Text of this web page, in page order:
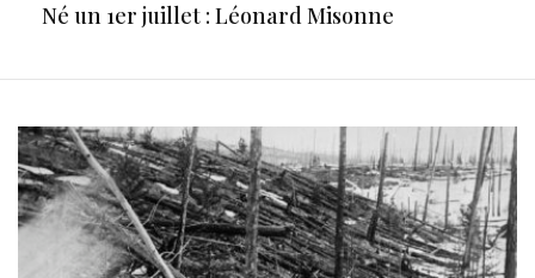
Né un 1er juillet : Léonard Misonne